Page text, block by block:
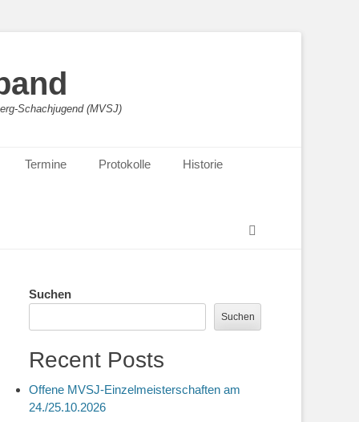
Schachjugend (MVSJ)
Termine Protokolle Historie
Suchen
Suchen
Recent Posts
Offene MVSJ-Einzelmeisterschaften am
24./25.10.2026